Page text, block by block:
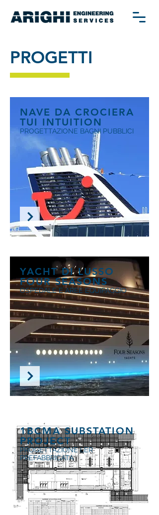
PROGETTI
NAVE DA CROCIERA
TUI INTUITION
PROGETTAZIONE BAGNI PUBBLICI
YACHT DI LUSSO
FOUR SEASONS
OSPEDALE E AREE EQUIPAGGIO
1BCMA SUBSTATION
PROJECT
PROGETTAZIONE LER
PREFABBRICATA